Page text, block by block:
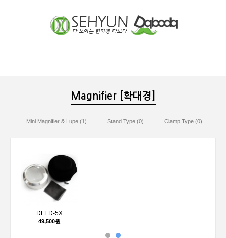
Magnifier [확대경]
Mini Magnifier & Lupe (1) Stand Type (0) Clamp Type (0)
DLED-5X
49,500원